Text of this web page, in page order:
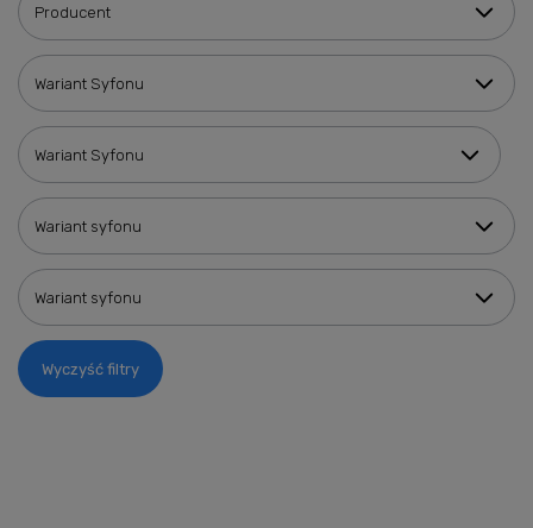
Producent
Wariant Syfonu
Wariant Syfonu
Wariant syfonu
Wariant syfonu
Wyczyść filtry